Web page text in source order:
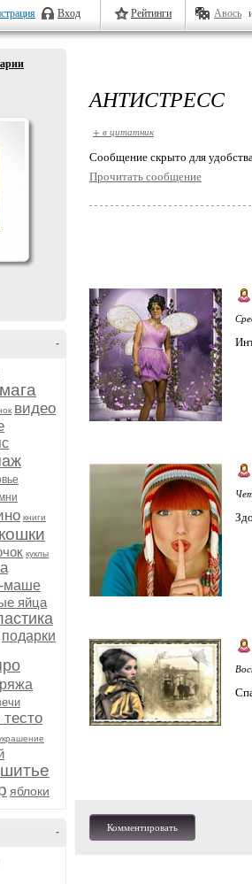
Вход Рейтинги Авось
-
видео
книги
куклы
маше
яйца
подарки
шитье
яблоки
-
АНТИСТРЕСС
+ в цитатник
Cообщение скрыто для
Прочитать сообщение
Комментировать